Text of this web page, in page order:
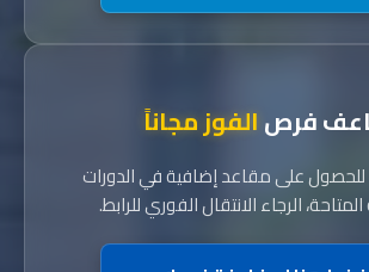
فرصالفوز مجاناً
على مقاعد إضافية في الدورات
الرجاء الانتقال الفوري للرابط.